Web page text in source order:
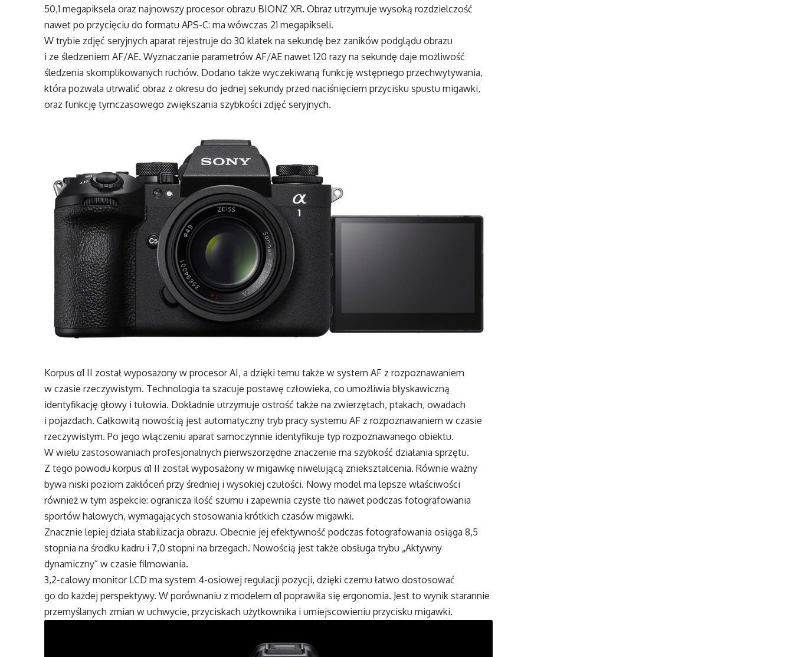
50,1 megapiksela oraz najnowszy procesor obrazu BIONZ XR. Obraz utrzymuje wysoką rozdzielczość
nawet po przycięciu do formatu APS-C: ma wówczas 21 megapikseli.
W trybie zdjęć seryjnych aparat rejestruje do 30 klatek na sekundę bez zaników podglądu obrazu
i ze śledzeniem AF/AE. Wyznaczanie parametrów AF/AE nawet 120 razy na sekundę daje możliwość
śledzenia skomplikowanych ruchów. Dodano także wyczekiwaną funkcję wstępnego przechwytywania,
która pozwala utrwalić obraz z okresu do jednej sekundy przed naciśnięciem przycisku spustu migawki,
oraz funkcję tymczasowego zwiększania szybkości zdjęć seryjnych.
Korpus α1 II został wyposażony w procesor AI, a dzięki temu także w system AF z rozpoznawaniem
w czasie rzeczywistym. Technologia ta szacuje postawę człowieka, co umożliwia błyskawiczną
identyfikację głowy i tułowia. Dokładnie utrzymuje ostrość także na zwierzętach, ptakach, owadach
i pojazdach. Całkowitą nowością jest automatyczny tryb pracy systemu AF z rozpoznawaniem w czasie
rzeczywistym. Po jego włączeniu aparat samoczynnie identyfikuje typ rozpoznawanego obiektu.
W wielu zastosowaniach profesjonalnych pierwszorzędne znaczenie ma szybkość działania sprzętu.
Z tego powodu korpus α1 II został wyposażony w migawkę niwelującą zniekształcenia. Równie ważny
bywa niski poziom zakłóceń przy średniej i wysokiej czułości. Nowy model ma lepsze właściwości
również w tym aspekcie: ogranicza ilość szumu i zapewnia czyste tło nawet podczas fotografowania
sportów halowych, wymagających stosowania krótkich czasów migawki.
Znacznie lepiej działa stabilizacja obrazu. Obecnie jej efektywność podczas fotografowania osiąga 8,5
stopnia na środku kadru i 7,0 stopni na brzegach. Nowością jest także obsługa trybu „Aktywny
dynamiczny” w czasie filmowania.
3,2-calowy monitor LCD ma system 4-osiowej regulacji pozycji, dzięki czemu łatwo dostosować
go do każdej perspektywy. W porównaniu z modelem α1 poprawiła się ergonomia. Jest to wynik starannie
przemyślanych zmian w uchwycie, przyciskach użytkownika i umiejscowieniu przycisku migawki.